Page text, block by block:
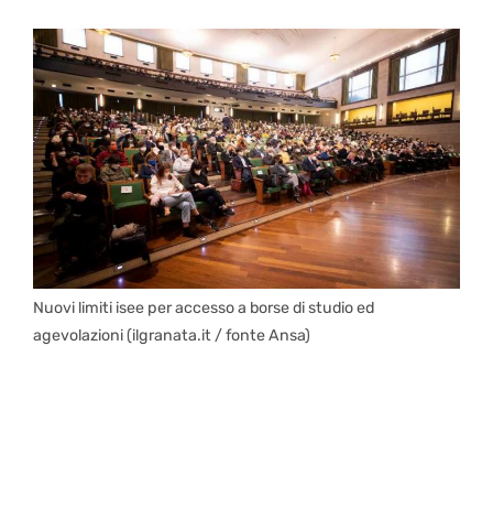
Nuovi limiti isee per accesso a borse di studio ed
agevolazioni (ilgranata.it / fonte Ansa)